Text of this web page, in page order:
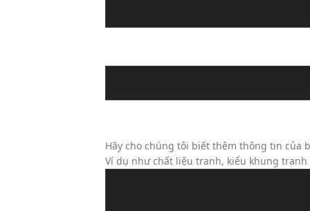
Hãy cho chúng tôi biết thêm thông tin của
Ví dụ như chất liệu tranh, kiểu khung